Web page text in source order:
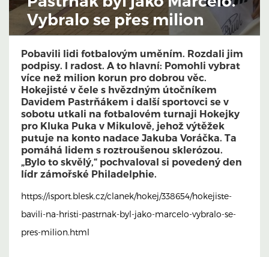
Vybralo se přes milion
Pobavili lidi fotbalovým uměním. Rozdali jim
podpisy. I radost. A to hlavní: Pomohli vybrat
více než milion korun pro dobrou věc.
Hokejisté v čele s hvězdným útočníkem
Davidem Pastrňákem i další sportovci se v
sobotu utkali na fotbalovém turnaji Hokejky
pro Kluka Puka v Mikulově, jehož výtěžek
putuje na konto nadace Jakuba Voráčka. Ta
pomáhá lidem s roztroušenou sklerózou.
„Bylo to skvělý,“ pochvaloval si povedený den
lídr zámořské Philadelphie.
https://isport.blesk.cz/clanek/hokej/338654/hokejiste-
bavili-na-hristi-pastrnak-byl-jako-marcelo-vybralo-se-
pres-milion.html